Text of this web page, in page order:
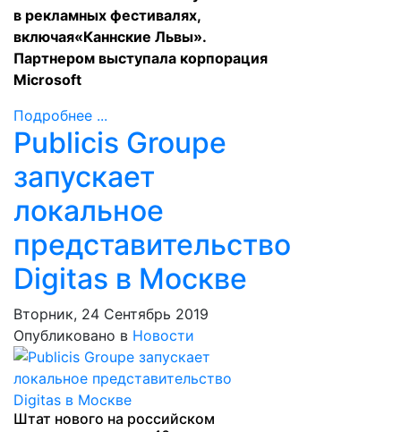
в рекламных фестивалях,
включая«Каннские Львы».
Партнером выступала корпорация
Microsoft
Подробнее ...
Publicis Groupe
запускает
локальное
представительство
Digitas в Москве
Вторник, 24 Сентябрь 2019
Опубликовано в Новости
Штат нового на российском